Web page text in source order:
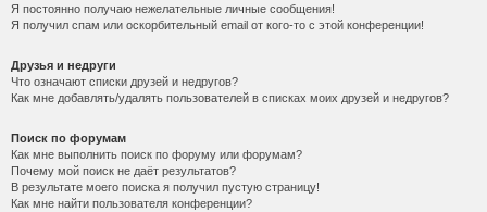
Я постоянно получаю нежелательные личные сообщения!
Я получил спам или оскорбительный email от кого-то с этой конференции!
Друзья и недруги
Что означают списки друзей и недругов?
Как мне добавлять/удалять пользователей в списках моих друзей и недругов?
Поиск по форумам
Как мне выполнить поиск по форуму или форумам?
Почему мой поиск не даёт результатов?
В результате моего поиска я получил пустую страницу!
Как мне найти пользователя конференции?